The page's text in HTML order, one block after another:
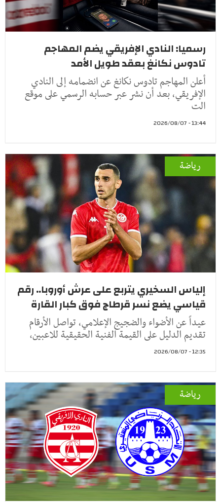
رسميا: النادي الإفريقي يضم المهاجم
تادوس نكانغ بعقد طويل الأمد
أعلن المهاجم تادوس نكانغ عن انضمامه إلى النادي
الإفريقي، بعد أن نشر عبر حسابه الرسمي على موقع
الت
13:44 - 2026/08/07
رياضة
إلياس السخيري يتربع على عرش أوروبا.. رقم
قياسي يضع نسر قرطاج فوق كبار القارة
عيداً عن الأضواء والضجيج الإعلامي، تواصل الأرقام
تقديم الدليل على القيمة الفنية الحقيقية للاعبين،
12:35 - 2026/08/07
رياضة